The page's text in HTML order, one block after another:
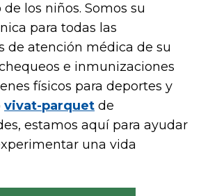
los niños. Somos su
para todas las
de atención médica de su
e inmunizaciones
físicos para deportes y
vivat-parquet de
estamos aquí para ayudar
una vida